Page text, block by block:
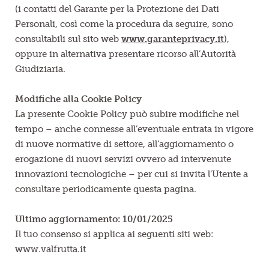
(i contatti del Garante per la Protezione dei Dati
Personali, così come la procedura da seguire, sono
consultabili sul sito web www.garanteprivacy.it),
oppure in alternativa presentare ricorso all’Autorità
Giudiziaria.
Modifiche alla Cookie Policy
La presente Cookie Policy può subire modifiche nel
tempo – anche connesse all’eventuale entrata in vigore
di nuove normative di settore, all’aggiornamento o
erogazione di nuovi servizi ovvero ad intervenute
innovazioni tecnologiche – per cui si invita l’Utente a
consultare periodicamente questa pagina.
Ultimo aggiornamento: 10/01/2025
Il tuo consenso si applica ai seguenti siti web:
www.valfrutta.it